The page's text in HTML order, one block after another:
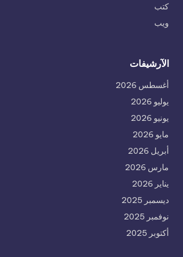
كتب
ويب
الآرشيفات
أغسطس 2026
يوليو 2026
يونيو 2026
مايو 2026
أبريل 2026
مارس 2026
يناير 2026
ديسمبر 2025
نوفمبر 2025
أكتوبر 2025